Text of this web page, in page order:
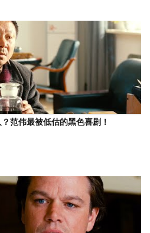
范伟最被低估的黑色喜剧！